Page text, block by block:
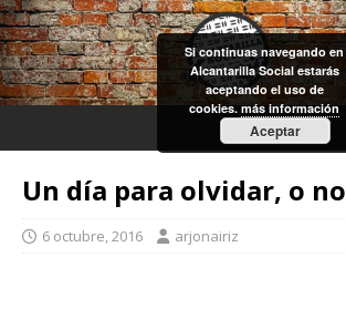
Un día para olvidar, o no
6 octubre, 2016 arjonairiz
Si continuas navegando en
Alcantarilla Social estarás
aceptando el uso de
cookies.más información
Aceptar